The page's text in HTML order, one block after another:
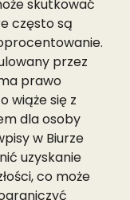
skutkować
często są
przez
prawo
wiąże się z
dla osoby
w Biurze
uzyskanie
co może